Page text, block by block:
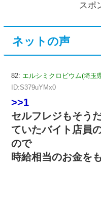
スポ
ネットの声
82: エルシミクロビウム(埼玉
ID:S379uYMx0
>>1
セルフレジもそう
ていたバイト店員
ので
時給相当のお金を